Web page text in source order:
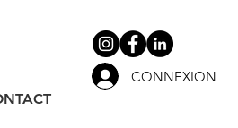
CONNEXION